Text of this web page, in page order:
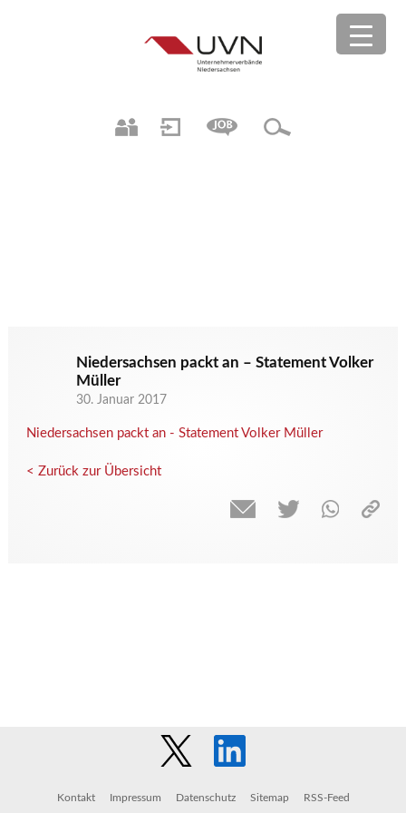
Niedersachsen packt an – Statement Volker
Müller
30. Januar 2017
Niedersachsen packt an - Statement Volker Müller
< Zurück zur Übersicht
Kontakt Impressum Datenschutz Sitemap RSS-Feed